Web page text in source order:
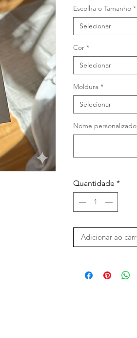
Escolha o Tamanho *
Selecionar
Cor *
Selecionar
Moldura *
Selecionar
Nome
Quantidade *
Adicionar ao